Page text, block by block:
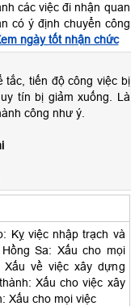
các việc đi nhận quan
có ý định chuyển công
ngày tốt nhận chức
tắc, tiến độ công việc bị
tín bị giảm xuống. Là
công như ý.
Kỵ việc nhập trạch và
Sa: Xấu cho mọi
Xấu về việc xây dựng
Xấu cho việc xây
Xấu cho mọi việc